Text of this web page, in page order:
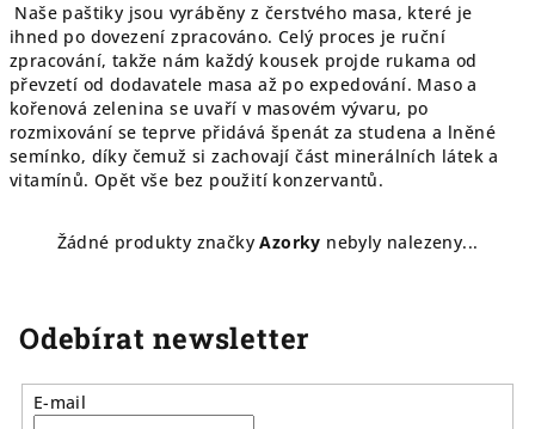
Naše paštiky jsou vyráběny z čerstvého masa, které je
ihned po dovezení zpracováno. Celý proces je ruční
zpracování, takže nám každý kousek projde rukama od
převzetí od dodavatele masa až po expedování. Maso a
kořenová zelenina se uvaří v masovém vývaru, po
rozmixování se teprve přidává špenát za studena a lněné
semínko, díky čemuž si zachovají část minerálních látek a
vitamínů. Opět vše bez použití konzervantů.
Žádné produkty značkyAzorky nebyly nalezeny...
Odebírat newsletter
E-mail